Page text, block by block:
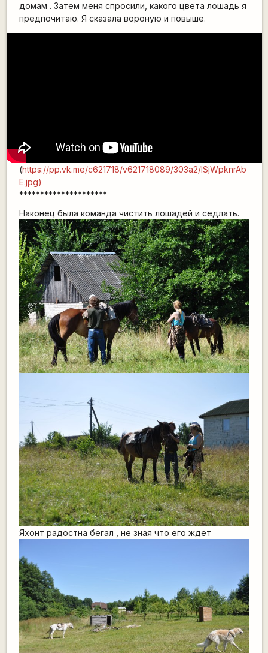
домам . Затем меня спросили, какого цвета лошадь я
предпочитаю. Я сказала вороную и повыше.
(https://pp.vk.me/c621718/v621718089/303a2/lSjWpknrAb
E.jpg)
*********************
Наконец была команда чистить лошадей и седлать.
Яхонт радостна бегал , не зная что его ждет